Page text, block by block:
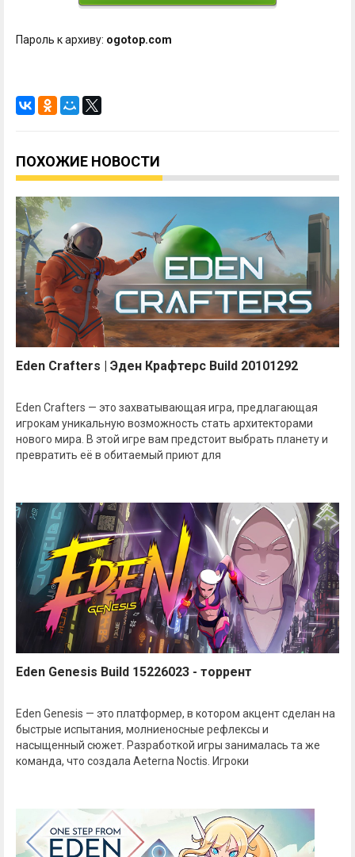
Пароль к архиву: ogotop.com
ПОХОЖИЕ НОВОСТИ
Eden Crafters | Эден Крафтерс Build 20101292
Eden Crafters — это захватывающая игра, предлагающая
игрокам уникальную возможность стать архитекторами
нового мира. В этой игре вам предстоит выбрать планету и
превратить её в обитаемый приют для
Eden Genesis Build 15226023 - торрент
Eden Genesis — это платформер, в котором акцент сделан на
быстрые испытания, молниеносные рефлексы и
насыщенный сюжет. Разработкой игры занималась та же
команда, что создала Aeterna Noctis. Игроки